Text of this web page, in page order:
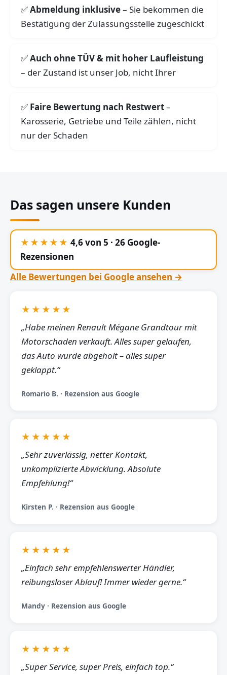
Abmeldung inklusive– Sie bekommen die
Bestätigung der Zulassungsstelle zugeschickt
Auch ohne TÜV & mit hoher Laufleistung
– der Zustand ist unser Job, nicht Ihrer
Faire Bewertung nach Restwert–
Karosserie, Getriebe und Teile zählen, nicht
nur der Schaden
Das sagen unsere Kunden
★★★★★ 4,6 von 5 · 26 Google-
Rezensionen
Alle Bewertungen bei Google ansehen →
★★★★★
„Habe meinen Renault Mégane Grandtour mit
Motorschaden verkauft. Alles super gelaufen,
das Auto wurde abgeholt – alles super
geklappt.“
Romario B. · Rezension aus Google
★★★★★
„Sehr zuverlässig, netter Kontakt,
unkomplizierte Abwicklung. Absolute
Empfehlung!“
Kirsten P. · Rezension aus Google
★★★★★
„Einfach sehr empfehlenswerter Händler,
reibungsloser Ablauf! Immer wieder gerne.“
Mandy · Rezension aus Google
★★★★★
„Super Service, super Preis, einfach top.“